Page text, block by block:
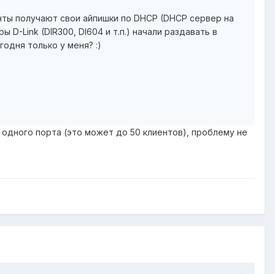
получают свои айпишки по DHCP (DHCP сервер на
D-Link (DIR300, DI604 и т.п.) начали раздавать в
только у меня? :)
порта (это может до 50 клиентов), проблему не